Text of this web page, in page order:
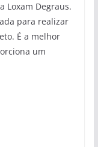
Loxam Degraus.
para realizar
É a melhor
um